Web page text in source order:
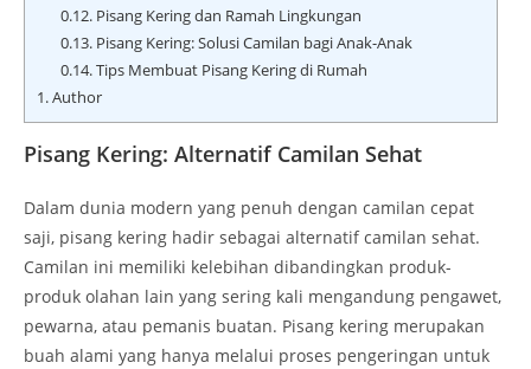
0.12.Pisang Kering dan Ramah Lingkungan
0.13.Pisang Kering: Solusi Camilan bagi Anak-Anak
0.14.Tips Membuat Pisang Kering di Rumah
1.Author
Pisang Kering: Alternatif Camilan Sehat
Dalam dunia modern yang penuh dengan camilan cepat
saji, pisang kering hadir sebagai alternatif camilan sehat.
Camilan ini memiliki kelebihan dibandingkan produk-
produk olahan lain yang sering kali mengandung pengawet,
pewarna, atau pemanis buatan. Pisang kering merupakan
buah alami yang hanya melalui proses pengeringan untuk